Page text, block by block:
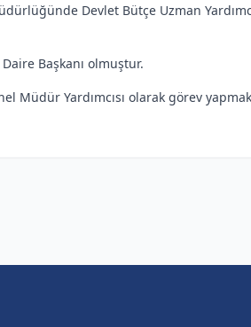
Devlet Bütçe Uzman
Başkanı olmuştur.
Müdür Yardımcısı olarak görev